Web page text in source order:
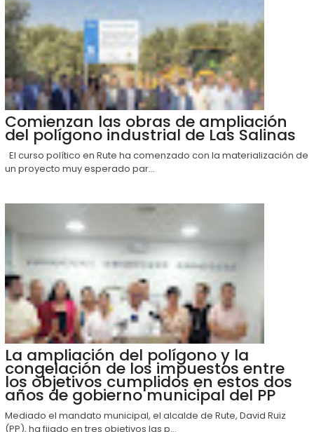
Comienzan las obras de ampliación
del polígono industrial de Las Salinas
El curso político en Rute ha comenzado con la materialización de
un proyecto muy esperado par...
La ampliación del polígono y la
congelación de los impuestos entre
los objetivos cumplidos en estos dos
años de gobierno municipal del PP
Mediado el mandato municipal, el alcalde de Rute, David Ruiz
(PP), ha fijado en tres objetivos las p...